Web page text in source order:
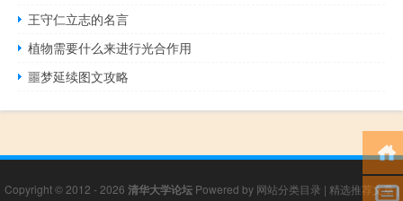
王守仁立志的名言
植物需要什么来进行光合作用
噩梦延续图文攻略
Copyright © 2012 - 2026 清华大学论坛Powered by 网站分类目录 | 精选推荐文章|